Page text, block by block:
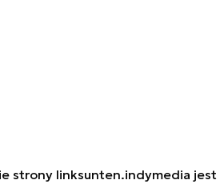
strony linksunten.indymedia jest